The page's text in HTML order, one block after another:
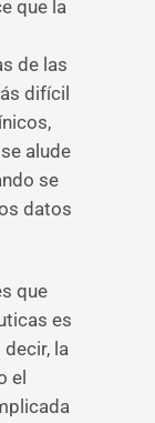
que la
de las
difícil
alude
se
datos
que
es
decir, la
el